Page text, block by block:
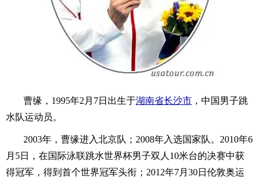
曹缘，1995年2月7日出生于湖南省长沙市 ，中国男子跳
水队运动员。
2003年，曹缘进入北京队；2008年入选国家队。2010年6
月5日，在国际泳联跳水世界杯男子双人10米台的决赛中获
得冠军，得到首个世界冠军头衔；2012年7月30日伦敦奥运